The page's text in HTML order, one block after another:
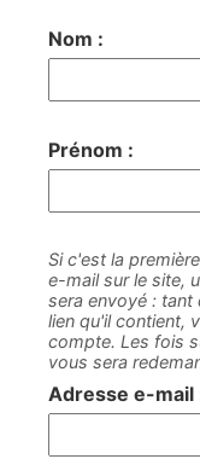
Nom :
Prénom :
Si c'est la
e-mail sur le site,
sera envoyé : tant
lien qu'il contient,
compte. Les fois
vous sera
Adresse e-mail